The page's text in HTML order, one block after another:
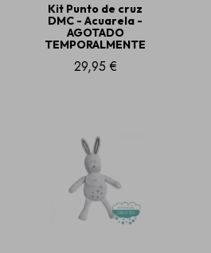
Kit Punto de cruz
DMC - Acuarela -
AGOTADO
TEMPORALMENTE
29,95 €